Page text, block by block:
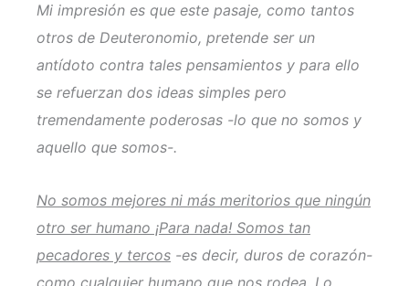
Mi impresión es que este pasaje, como tantos
otros de Deuteronomio, pretende ser un
antídoto contra tales pensamientos y para ello
se refuerzan dos ideas simples pero
tremendamente poderosas -lo que no somos y
aquello que somos-.
No somos mejores ni más meritorios que ningún
otro ser humano ¡Para nada! Somos tan
pecadores y tercos -es decir, duros de corazón-
como cualquier humano que nos rodea. Lo